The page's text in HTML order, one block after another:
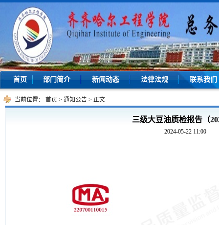
首页 部门简介 新闻动态 法律法规 联系我们
当前位置： 首页 > 通知公告 > 正文
三级大豆油质检报告（
2024-05-22 11:00